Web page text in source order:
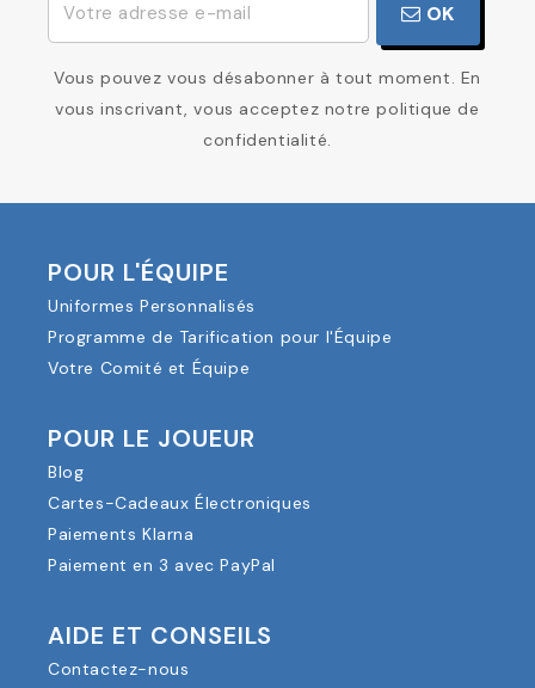
OK
Vous pouvez vous désabonner à tout moment. En
vous inscrivant, vous acceptez notre politique de
confidentialité.
POUR L'ÉQUIPE
Uniformes Personnalisés
Programme de Tarification pour l'Équipe
Votre Comité et Équipe
POUR LE JOUEUR
Blog
Cartes-Cadeaux Électroniques
Paiements Klarna
Paiement en 3 avec PayPal
AIDE ET CONSEILS
Contactez-nous